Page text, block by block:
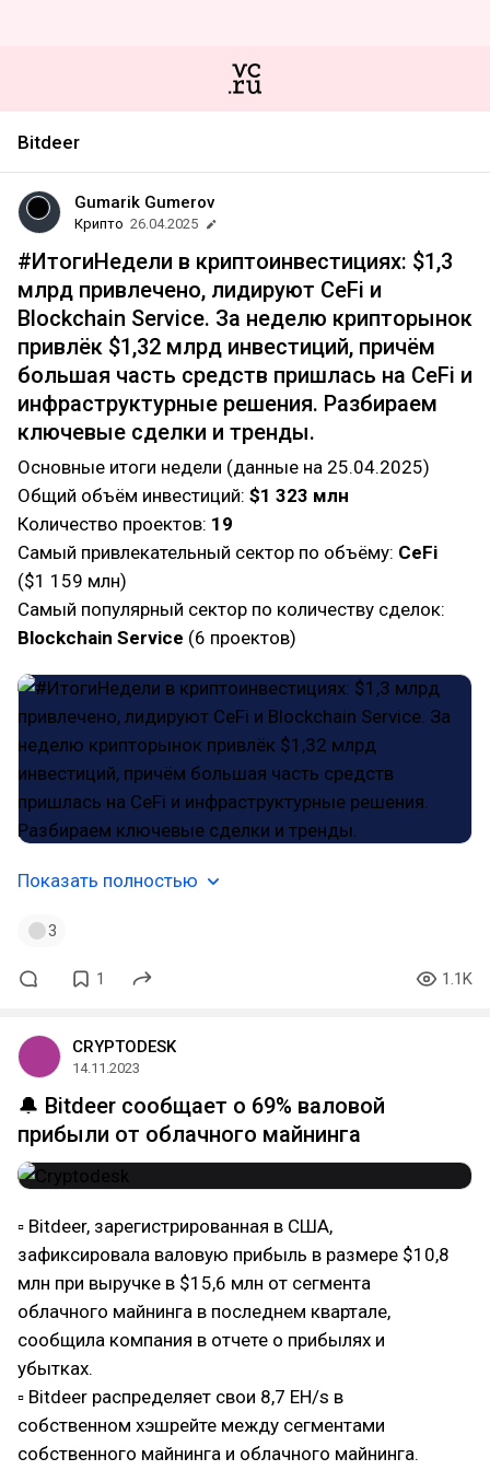
Bitdeer
Gumarik Gumerov
Крипто 26.04.2025
#ИтогиНедели в криптоинвестициях: $1,3
млрд привлечено, лидируют CeFi и
Blockchain Service. За неделю крипторынок
привлёк $1,32 млрд инвестиций, причём
большая часть средств пришлась на CeFi и
инфраструктурные решения. Разбираем
ключевые сделки и тренды.
Основные итоги недели (данные на 25.04.2025)
Общий объём инвестиций: $1 323 млн
Количество проектов: 19
Самый привлекательный сектор по объёму: CeFi
($1 159 млн)
Самый популярный сектор по количеству сделок:
Blockchain Service (6 проектов)
Показать полностью
3
1 1.1K
CRYPTODESK
14.11.2023
🔔 Bitdeer сообщает о 69% валовой
прибыли от облачного майнинга
▫ Bitdeer, зарегистрированная в США,
зафиксировала валовую прибыль в размере $10,8
млн при выручке в $15,6 млн от сегмента
облачного майнинга в последнем квартале,
сообщила компания в отчете о прибылях и
убытках.
▫ Bitdeer распределяет свои 8,7 EH/s в
собственном хэшрейте между сегментами
собственного майнинга и облачного майнинга.